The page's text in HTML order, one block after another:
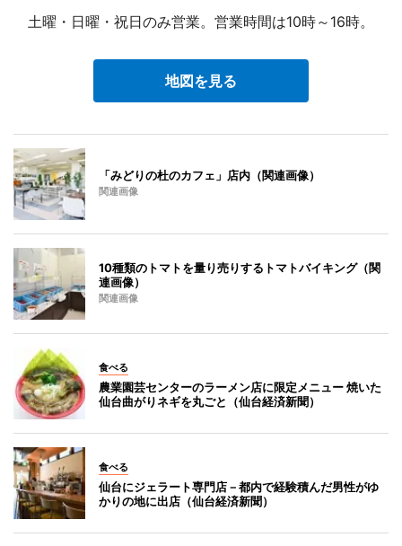
土曜・日曜・祝日のみ営業。営業時間は10時～16時。
地図を見る
「みどりの杜のカフェ」店内（関連画像）
関連画像
10種類のトマトを量り売りするトマトバイキング（関
連画像）
関連画像
食べる
農業園芸センターのラーメン店に限定メニュー 焼いた
仙台曲がりネギを丸ごと（仙台経済新聞）
食べる
仙台にジェラート専門店－都内で経験積んだ男性がゆ
かりの地に出店（仙台経済新聞）